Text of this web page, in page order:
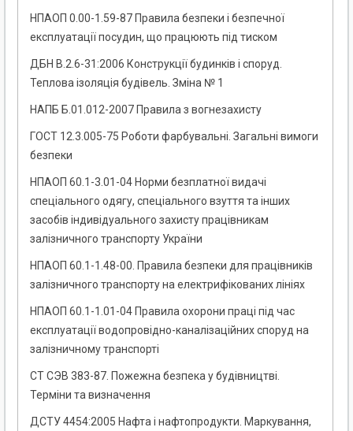
НПАОП 0.00-1.59-87 Правила безпеки і безпечної
експлуатації посудин, що працюють під тиском
ДБН В.2.6-31:2006 Конструкції будинків і споруд.
Теплова ізоляція будівель. Зміна № 1
НАПБ Б.01.012-2007 Правила з вогнезахисту
ГОСТ 12.3.005-75 Роботи фарбувальні. Загальні вимоги
безпеки
НПАОП 60.1-3.01-04 Норми безплатної видачі
спеціального одягу, спеціального взуття та інших
засобів індивідуального захисту працівникам
залізничного транспорту України
НПАОП 60.1-1.48-00. Правила безпеки для працівникiв
залiзничного транспорту на електрифiкованих лiнiях
НПАОП 60.1-1.01-04 Правила охорони праці під час
експлуатації водопровідно-каналізаційних споруд на
залізничному транспорті
СТ СЭВ 383-87. Пожежна безпека у будівництві.
Терміни та визначення
ДСТУ 4454:2005 Нафта і нафтопродукти. Маркування,